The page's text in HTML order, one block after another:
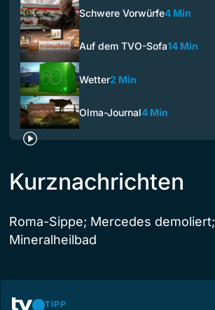
Schwere Vorwürfe4 Min
Auf dem TVO-Sofa14 Min
Wetter2 Min
Olma-Journal4 Min
Kurznachrichten
Roma-Sippe; Mercedes demoliert;
Mineralheilbad
TIPP